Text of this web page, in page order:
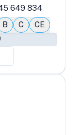
649 834
B C CE